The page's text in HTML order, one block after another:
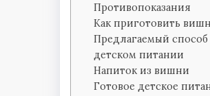
Противопоказания
Как приготовить
Предлагаемый
детском питании
Напиток из вишни
Готовое детское